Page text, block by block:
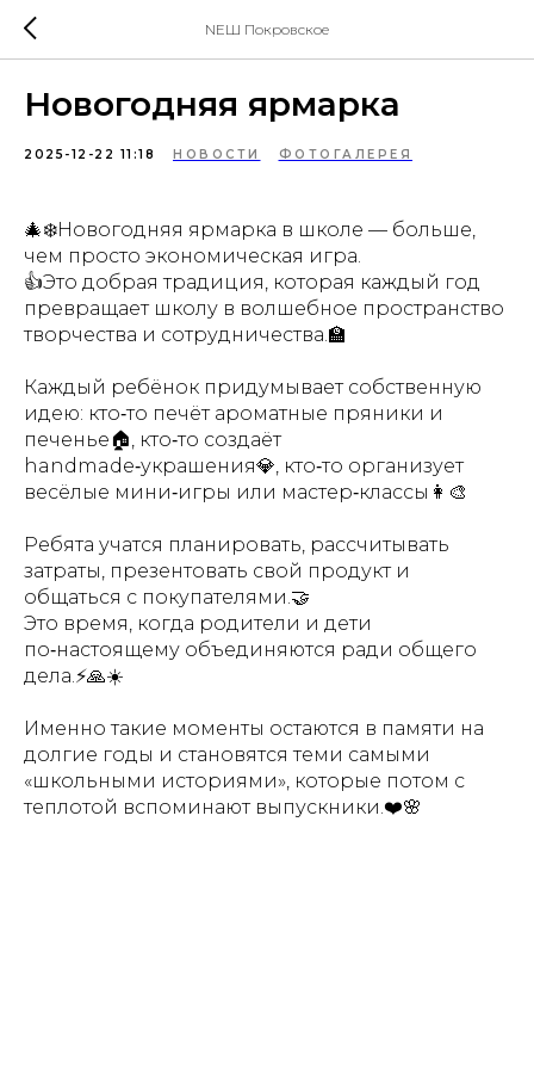
NEШ Покровское
Новогодняя ярмарка
2025-12-22 11:18 НОВОСТИ ФОТОГАЛЕРЕЯ
🎄❄️Новогодняя ярмарка в школе — больше,
чем просто экономическая игра.
👍Это добрая традиция, которая каждый год
превращает школу в волшебное пространство
творчества и сотрудничества.🏫
Каждый ребёнок придумывает собственную
идею: кто‑то печёт ароматные пряники и
печенье🏠, кто‑то создаёт
handmade‑украшения💎, кто‑то организует
весёлые мини‑игры или мастер‑классы👩‍🎨
Ребята учатся планировать, рассчитывать
затраты, презентовать свой продукт и
общаться с покупателями.🤝
Это время, когда родители и дети
по‑настоящему объединяются ради общего
дела.⚡️🙏☀️
Именно такие моменты остаются в памяти на
долгие годы и становятся теми самыми
«школьными историями», которые потом с
теплотой вспоминают выпускники.❤️🌸